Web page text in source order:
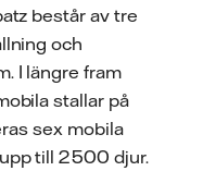
består av tre
och
I längre fram
stallar på
sex mobila
till 2 500 djur.